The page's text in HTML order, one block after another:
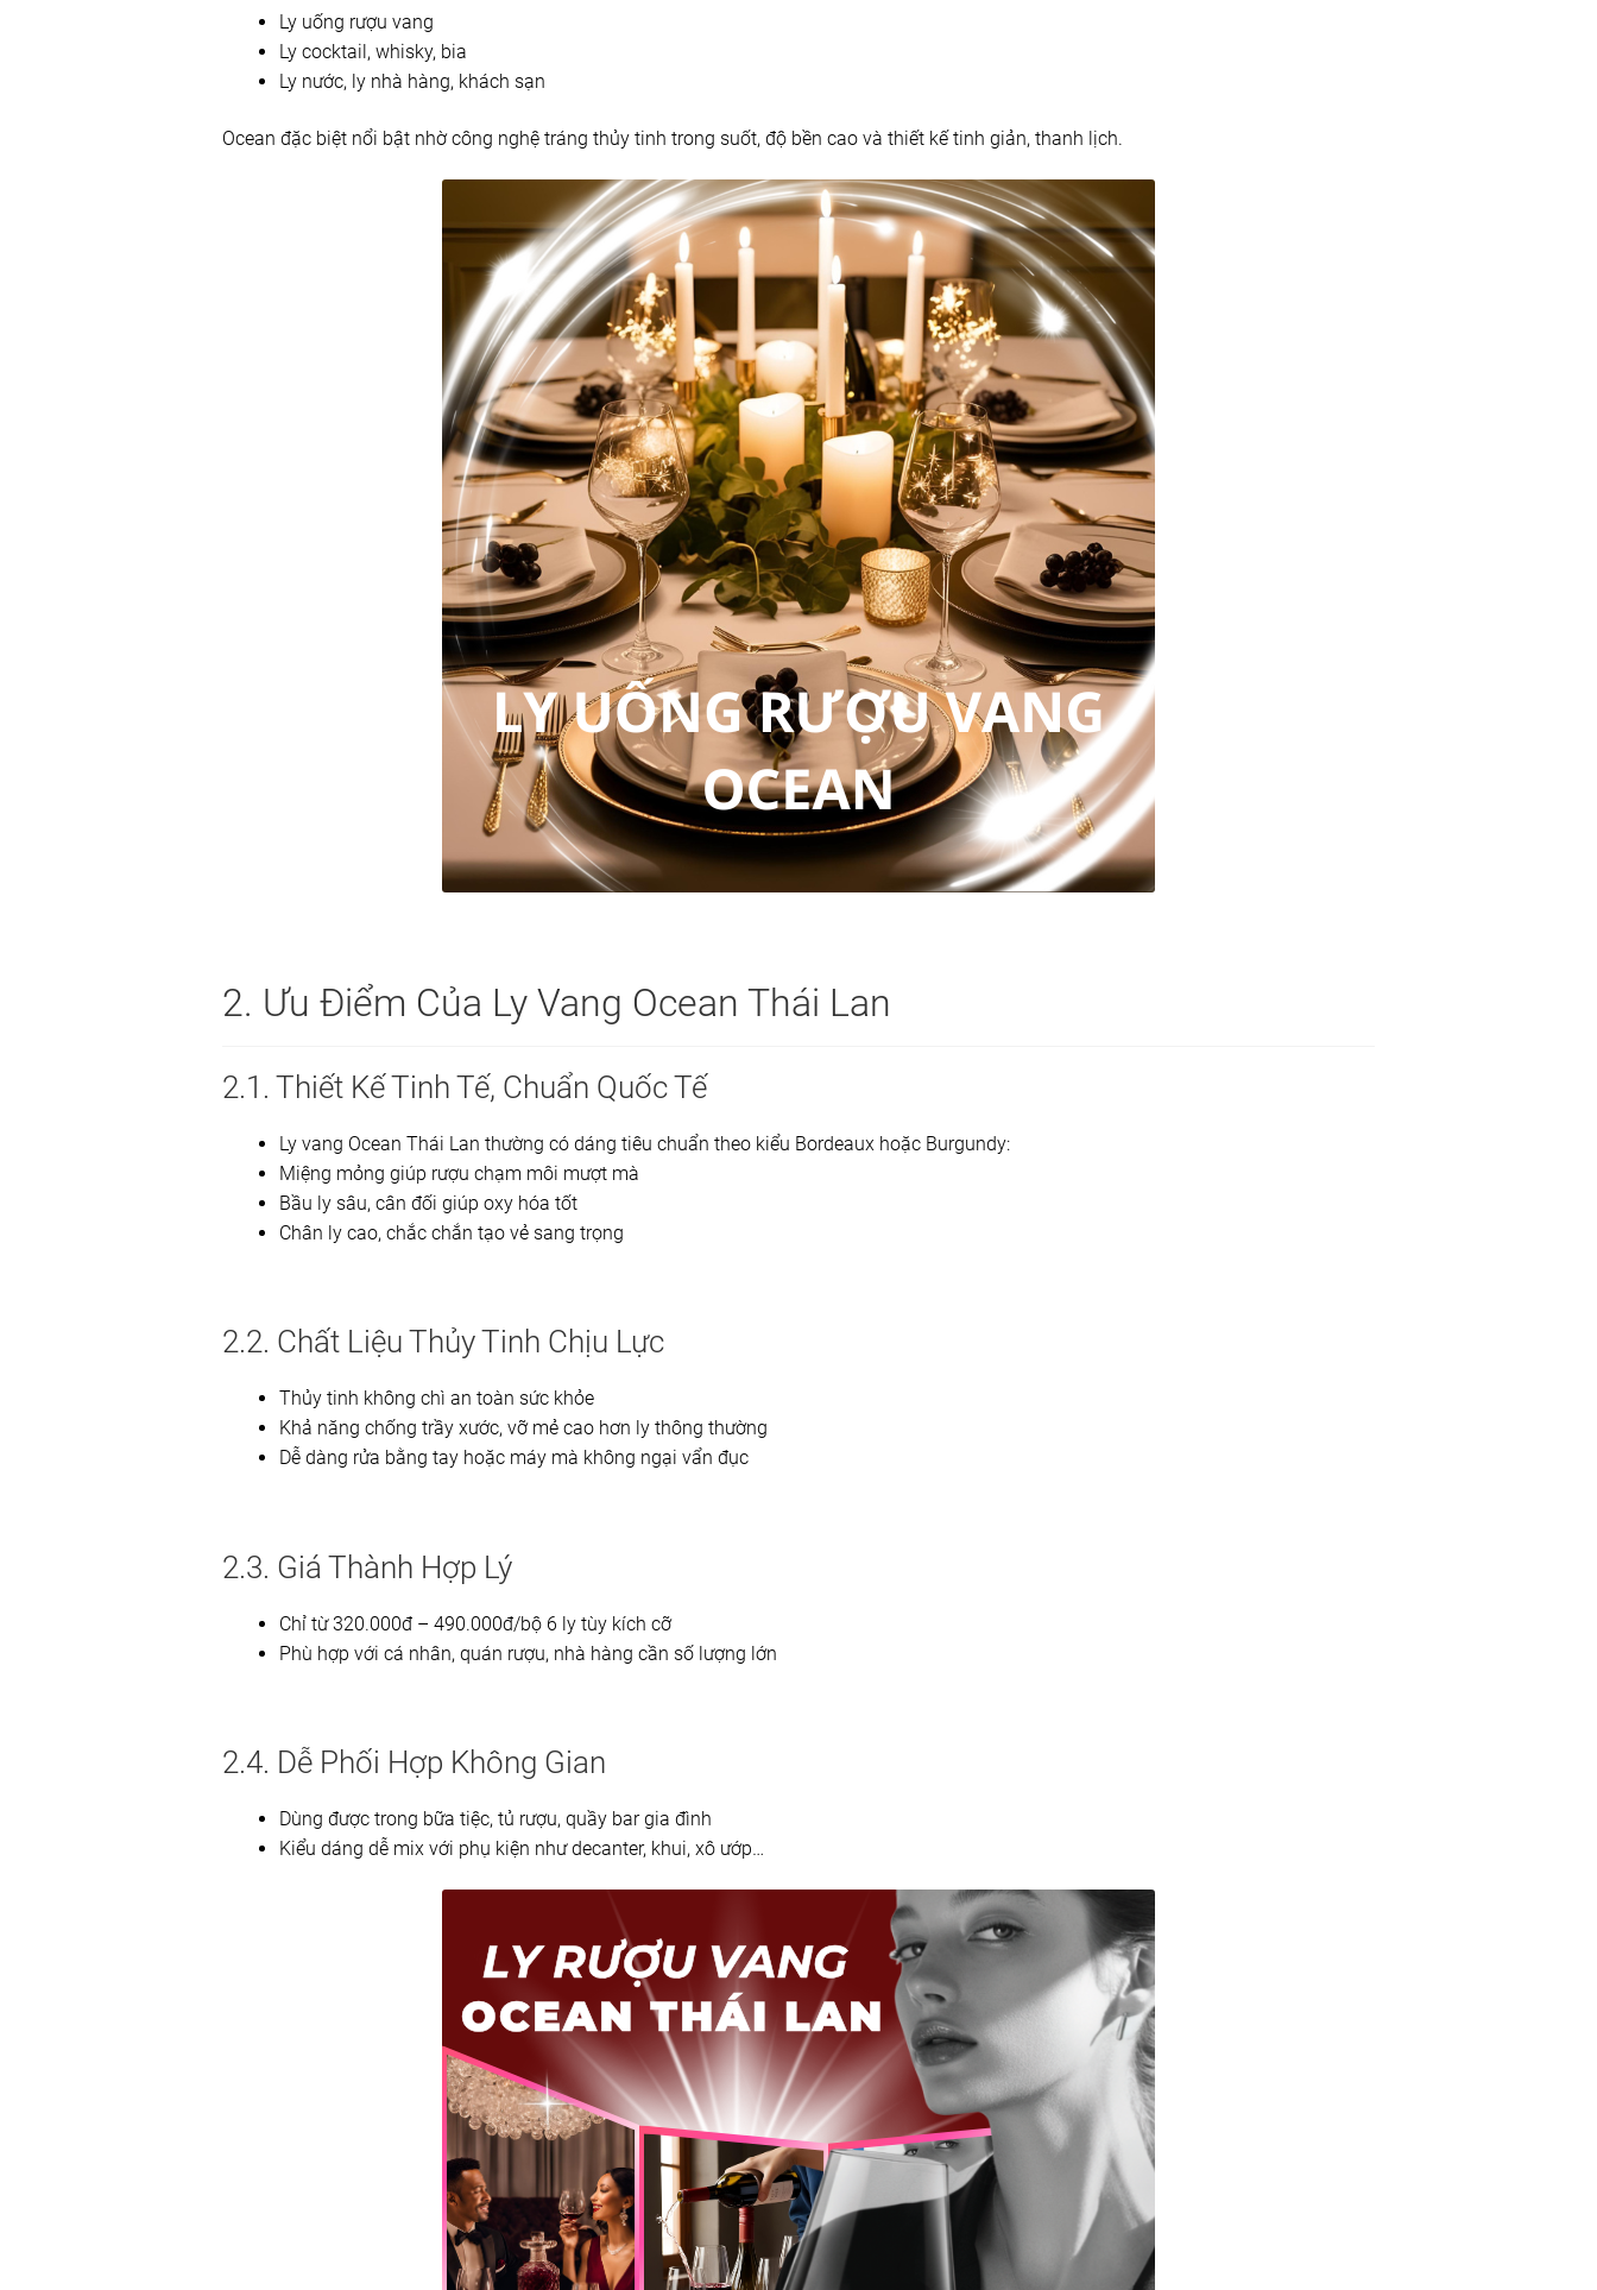
Ly uống rượu vang
Ly cocktail, whisky, bia
Ly nước, ly nhà hàng, khách sạn
Ocean đặc biệt nổi bật nhờ công nghệ tráng thủy tinh trong suốt, độ bền cao và thiết kế tinh giản, thanh lịch.
2. Ưu Điểm Của Ly Vang Ocean Thái Lan
2.1. Thiết Kế Tinh Tế, Chuẩn Quốc Tế
Ly vang Ocean Thái Lan thường có dáng tiêu chuẩn theo kiểu Bordeaux hoặc Burgundy:
Miệng mỏng giúp rượu chạm môi mượt mà
Bầu ly sâu, cân đối giúp oxy hóa tốt
Chân ly cao, chắc chắn tạo vẻ sang trọng
2.2. Chất Liệu Thủy Tinh Chịu Lực
Thủy tinh không chì an toàn sức khỏe
Khả năng chống trầy xước, vỡ mẻ cao hơn ly thông thường
Dễ dàng rửa bằng tay hoặc máy mà không ngại vẩn đục
2.3. Giá Thành Hợp Lý
Chỉ từ 320.000đ – 490.000đ/bộ 6 ly tùy kích cỡ
Phù hợp với cá nhân, quán rượu, nhà hàng cần số lượng lớn
2.4. Dễ Phối Hợp Không Gian
Dùng được trong bữa tiệc, tủ rượu, quầy bar gia đình
Kiểu dáng dễ mix với phụ kiện như decanter, khui, xô ướp…